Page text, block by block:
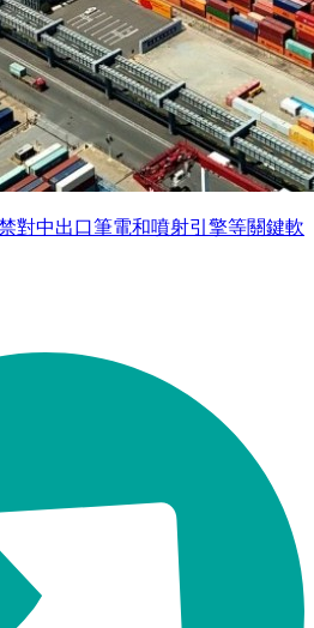
對中出口筆電和噴射引擎等關鍵軟